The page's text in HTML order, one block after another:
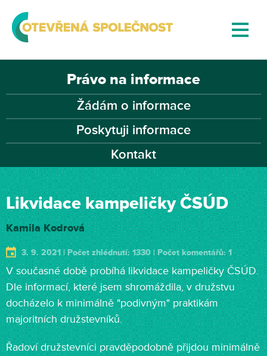
Právo na informace
Žádám o informace
Poskytuji informace
Kontakt
Likvidace kampeličky ČSÚD
Kamila Kodrová
3. 9. 2021 | Počet zhlédnutí: 1330 | Počet komentářů: 1
V současné době probíhá likvidace kampeličky ČSÚD.
Dle informací, které jsem shromáždila, v družstvu
docházelo k minimálně "podivným" praktikám
majoritních družstevníků.
Řadoví družstevníci pravděpodobně přijdou minimálně